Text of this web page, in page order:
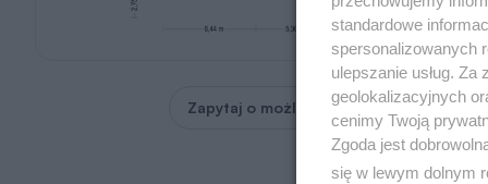
Zapytaj o możliwość zmian
standardowe
spersonalizowanych
ulepszanie usług.
geolokalizacyjnych
cenimy Twoją
Zgoda jest
się w lewym dolnym